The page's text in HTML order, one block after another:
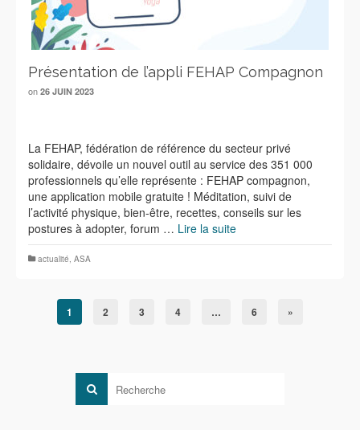
Présentation de l’appli FEHAP Compagnon
on 26 JUIN 2023
La FEHAP, fédération de référence du secteur privé
solidaire, dévoile un nouvel outil au service des 351 000
professionnels qu’elle représente : FEHAP compagnon,
une application mobile gratuite ! Méditation, suivi de
l’activité physique, bien-être, recettes, conseils sur les
postures à adopter, forum … Lire la suite
actualité, ASA
1 2 3 4 … 6 »